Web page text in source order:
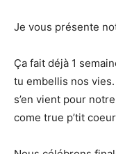
Je vous présente
Ça fait déjà 1
tu embellis nos
s’en vient pour
come true p’tit